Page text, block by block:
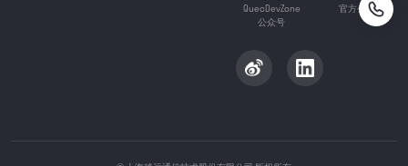
QuecDevZone
公众号
官方公众号